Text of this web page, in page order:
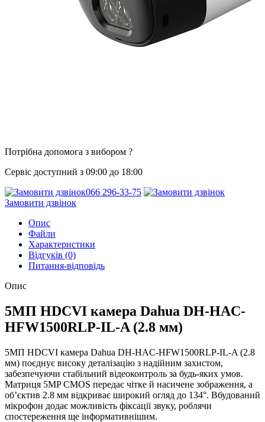
Потрібна допомога з вибором ?
Сервіс доступний з 09:00 до 18:00
066 296-33-75
Замовити дзвінок
Опис
Файли
Характеристики
Відгуків (0)
Питання-відповідь
Опис
5МП HDCVI камера Dahua DH-HAC-
HFW1500RLP-IL-A (2.8 мм)
5МП HDCVI камера Dahua DH-HAC-HFW1500RLP-IL-A (2.8
мм) поєднує високу деталізацію з надійним захистом,
забезпечуючи стабільний відеоконтроль за будь-яких умов.
Матриця 5MP CMOS передає чітке й насичене зображення, а
об’єктив 2.8 мм відкриває широкий огляд до 134°. Вбудований
мікрофон додає можливість фіксації звуку, роблячи
спостереження ще інформативнішим.